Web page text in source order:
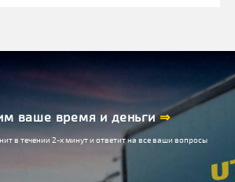
ваше время и деньги⇒
в течении 2-х минут и ответит на все ваши вопросы